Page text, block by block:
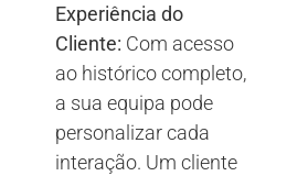
Experiência do
Cliente: Com acesso
ao histórico completo,
a sua equipa pode
personalizar cada
interação. Um cliente